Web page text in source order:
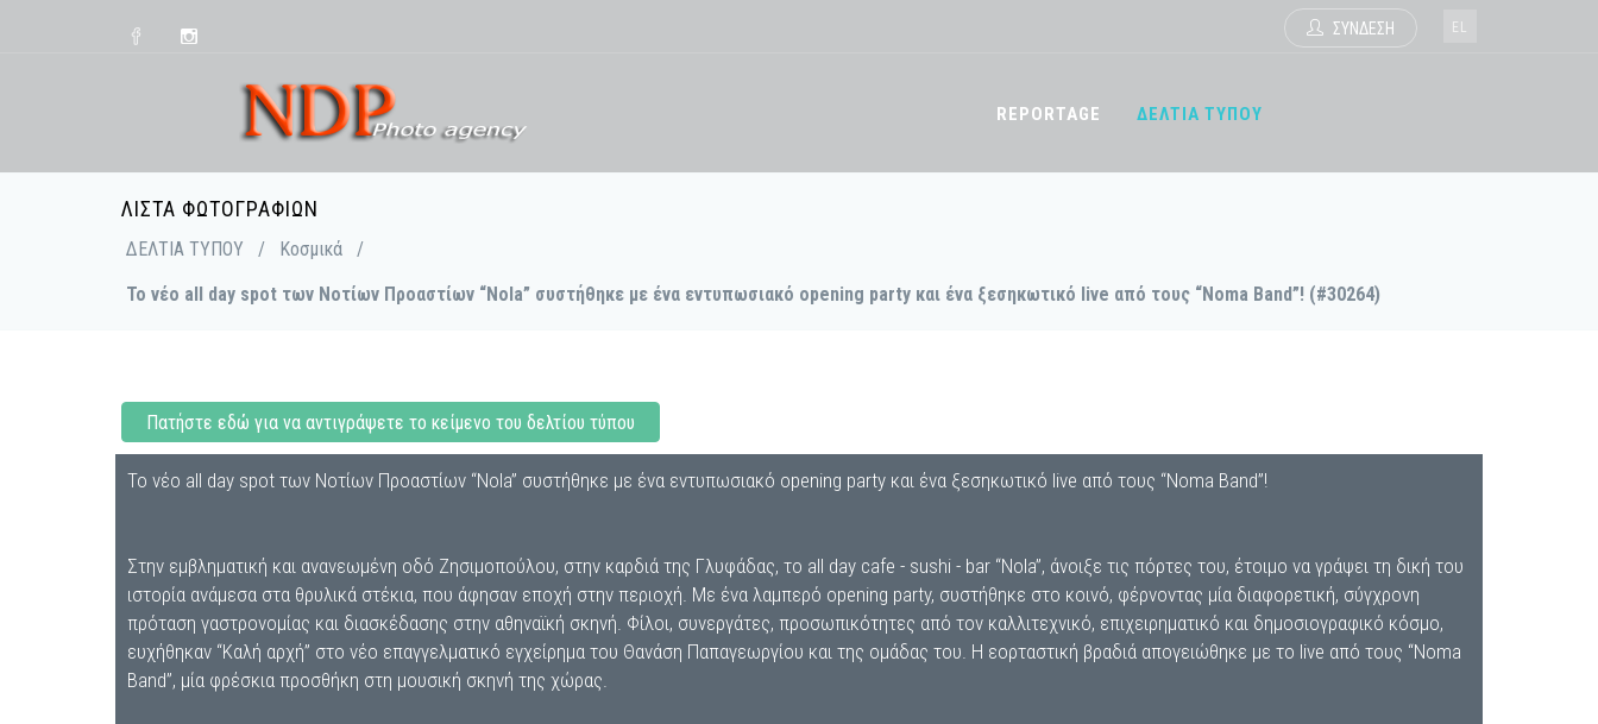
ΣΥΝΔΕΣΗ EL
REPORTAGE ΔΕΛΤΙΑ ΤΥΠΟΥ
ΛΊΣΤΑ ΦΩΤΟΓΡΑΦΙΏΝ
ΔΕΛΤΙΑ ΤΥΠΟΥ / Κοσμικά
/
To νέο all day spot των Νοτίων Προαστίων “Nola” συστήθηκε με ένα εντυπωσιακό opening party και ένα ξεσηκωτικό live από τους “Noma Band”! (#30264)
Πατήστε εδώ για να αντιγράψετε το κείμενο του δελτίου τύπου
To νέο all day spot των Νοτίων Προαστίων “Nola” συστήθηκε με ένα εντυπωσιακό opening party και ένα ξεσηκωτικό live από τους “Noma Band”!
Στην εμβληματική και ανανεωμένη οδό Ζησιμοπούλου, στην καρδιά της Γλυφάδας, το all day cafe - sushi - bar “Nola”, άνοιξε τις πόρτες του, έτοιμο να γράψει τη δική του
ιστορία ανάμεσα στα θρυλικά στέκια, που άφησαν εποχή στην περιοχή. Με ένα λαμπερό opening party, συστήθηκε στο κοινό, φέρνοντας μία διαφορετική, σύγχρονη
πρόταση γαστρονομίας και διασκέδασης στην αθηναϊκή σκηνή. Φίλοι, συνεργάτες, προσωπικότητες από τον καλλιτεχνικό, επιχειρηματικό και δημοσιογραφικό κόσμο,
ευχήθηκαν “Καλή αρχή” στο νέο επαγγελματικό εγχείρημα του Θανάση Παπαγεωργίου και της ομάδας του. Η εορταστική βραδιά απογειώθηκε με το live από τους “Noma
Band”, μία φρέσκια προσθήκη στη μουσική σκηνή της χώρας.